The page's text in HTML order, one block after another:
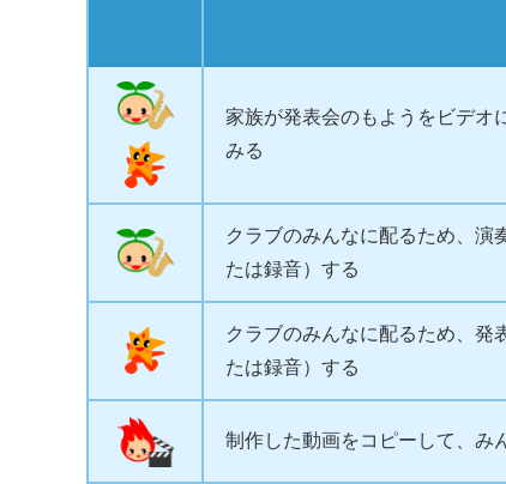
家族が発表会のもようをビデオ
みる
クラブのみんなに配るため、演
たは録音）する
クラブのみんなに配るため、発
たは録音）する
制作した動画をコピーして、み